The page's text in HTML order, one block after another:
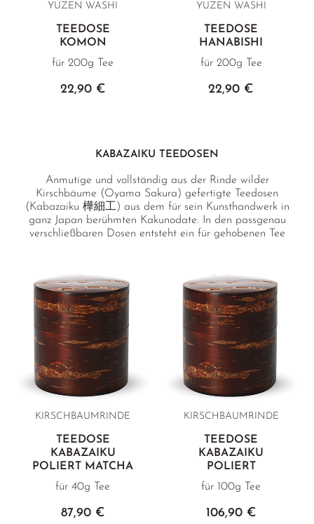
YUZEN WASHI
TEEDOSE
KOMON
für 200g Tee
22,90 €
YUZEN WASHI
TEEDOSE
HANABISHI
für 200g Tee
22,90 €
KABAZAIKU TEEDOSEN
Anmutige und vollständig aus der Rinde wilder
Kirschbäume (Oyama Sakura) gefertigte Teedosen
(Kabazaiku 樺細工) aus dem für sein Kunsthandwerk in
ganz Japan berühmten Kakunodate. In den passgenau
verschließbaren Dosen entsteht ein für gehobenen Tee
KIRSCHBAUMRINDE
TEEDOSE
KABAZAIKU
POLIERT MATCHA
für 40g Tee
87,90 €
KIRSCHBAUMRINDE
TEEDOSE
KABAZAIKU
POLIERT
für 100g Tee
106,90 €